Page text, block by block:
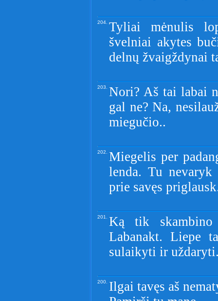
204. Tyliai mėnulis
švelniai akytes
delnų žvaigždynai
203. Nori? Aš tai labai
gal ne? Na,
miegučio..
202. Miegelis per
lenda. Tu
prie savęs
201. Ką tik skambino
Labanakt. Liepe
sulaikyti ir
200. Ilgai tavęs aš